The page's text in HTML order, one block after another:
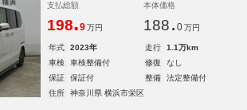
支払総額
198.9 万円
本体価格
188. 0 万円
年式 2023年 走行
1.1万km
車検
車検整備付 修復
なし
保証
保証付 整備
法定整備付
住所
神奈川県 横浜市栄区